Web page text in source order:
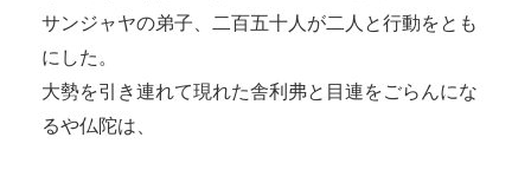
サンジャヤの弟子、二百五十人が二人と行動をとも
にした。
大勢を引き連れて現れた舎利弗と目連をごらんにな
るや仏陀は、